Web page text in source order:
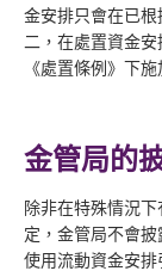
金安排只會在已
二，在處置資金
《處置條例》下
金管局的
除非在特殊情況
定，金管局不會
使用流動資金安